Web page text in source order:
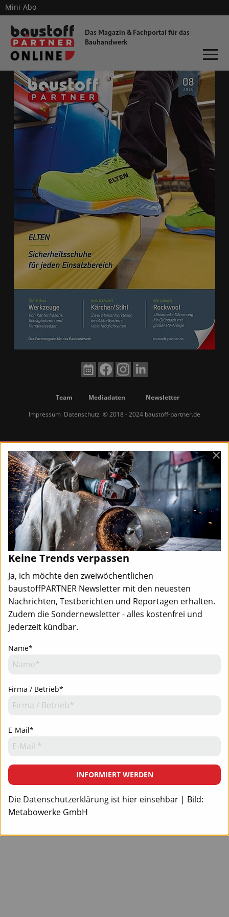
Das Magazin & Fachportal für das
Bauhandwerk
Mini-Abo
dieProfitester
ONLINE-MAGAZIN
Team Mediadaten
Newsletter
Impressum Datenschutz © 2018 - 2024 baustoff-partner.de
Keine Trends verpassen
Ja, ich möchte den zweiwöchentlichen
baustoffPARTNER Newsletter mit den neuesten
Nachrichten, Testberichten und Reportagen erhalten.
Zudem die Sondernewsletter - alles kostenfrei und
jederzeit kündbar.
Name*
Firma / Betrieb*
E-Mail*
INFORMIERT WERDEN
Die Datenschutzerklärung ist hier einsehbar | Bild:
Metabowerke GmbH
×